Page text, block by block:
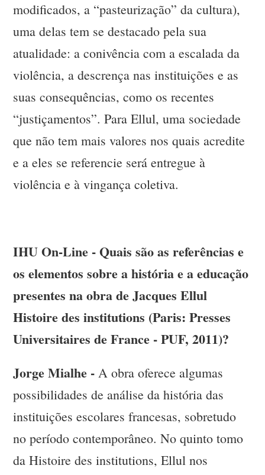
modificados, a “pasteurização” da cultura),
uma delas tem se destacado pela sua
atualidade: a conivência com a escalada da
violência, a descrença nas instituições e as
suas consequências, como os recentes
“justiçamentos”. Para Ellul, uma sociedade
que não tem mais valores nos quais acredite
e a eles se referencie será entregue à
violência e à vingança coletiva.
IHU On-Line - Quais são as referências e
os elementos sobre a história e a educação
presentes na obra de Jacques Ellul
Histoire des institutions (Paris: Presses
Universitaires de France - PUF, 2011)?
Jorge Mialhe - A obra oferece algumas
possibilidades de análise da história das
instituições escolares francesas, sobretudo
no período contemporâneo. No quinto tomo
da Histoire des institutions, Ellul nos